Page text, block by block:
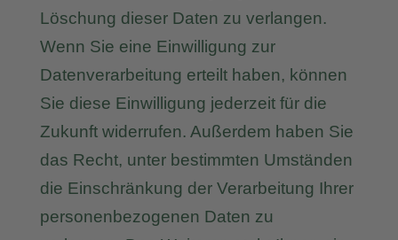
Löschung dieser Daten zu verlangen.
Wenn Sie eine Einwilligung zur
Datenverarbeitung erteilt haben, können
Sie diese Einwilligung jederzeit für die
Zukunft widerrufen. Außerdem haben Sie
das Recht, unter bestimmten Umständen
die Einschränkung der Verarbeitung Ihrer
personenbezogenen Daten zu